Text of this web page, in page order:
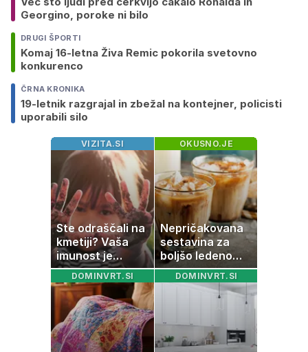
Georgino, poroke ni bilo
DRUGI ŠPORTI
Komaj 16-letna Živa Remic pokorila svetovno
konkurenco
ČRNA KRONIKA
19-letnik razgrajal in zbežal na kontejner, policisti
uporabili silo
VIZITA.SI
Ste odraščali na
kmetiji? Vaša
imunost je
verjetno
močnejša
OKUSNO.JE
Nepričakovana
sestavina za
boljšo ledeno
kavo, ki jo imate
zagotovo doma
DOMINVRT.SI DOMINVRT.SI